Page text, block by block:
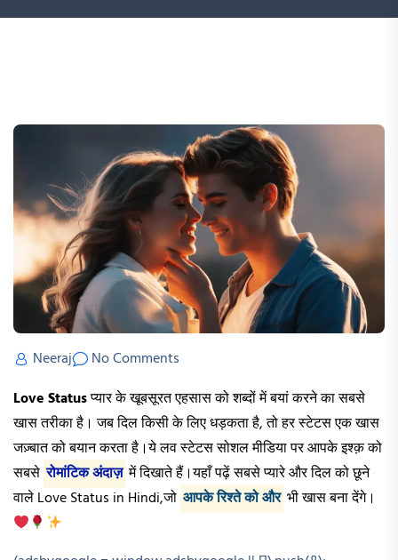
Neeraj
No Comments
Love Statusप्यार के खूबसूरत एहसास को शब्दों में बयां करने का सबसे
खास तरीका है। जब दिल किसी के लिए धड़कता है, तो हर स्टेटस एक खास
जज़्बात को बयान करता है।ये लव स्टेटस सोशल मीडिया पर आपके इश्क़ को
सबसे रोमांटिक अंदाज़ में दिखाते हैं।यहाँ पढ़ें सबसे प्यारे और दिल को छूने
वाले Love Status in Hindi,जो आपके रिश्ते को और भी खास बना देंगे।